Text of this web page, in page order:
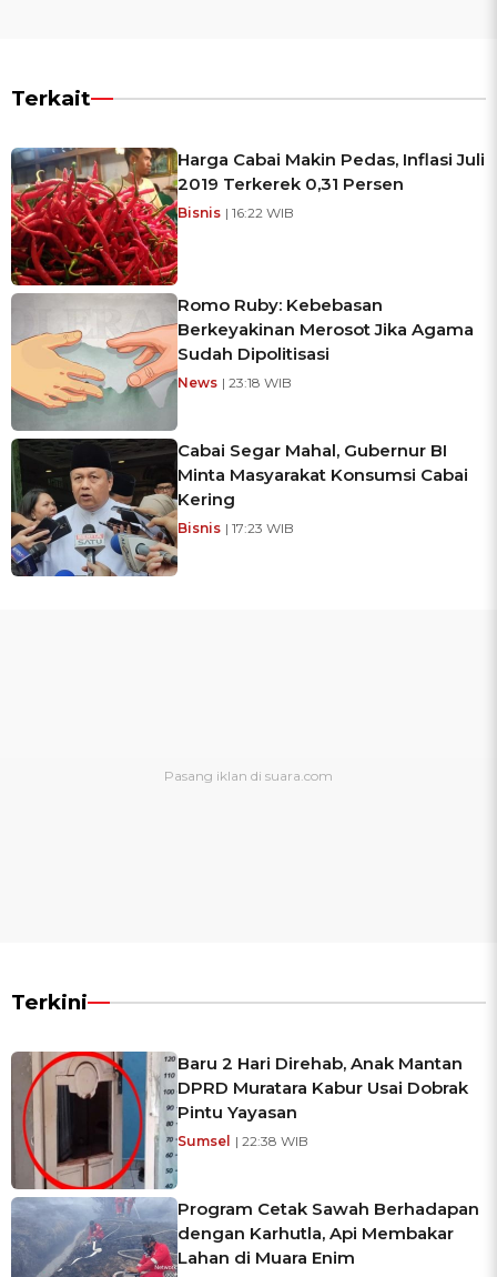
Terkait
Harga Cabai Makin Pedas, Inflasi Juli
2019 Terkerek 0,31 Persen
Bisnis | 16:22 WIB
Romo Ruby: Kebebasan
Berkeyakinan Merosot Jika Agama
Sudah Dipolitisasi
News | 23:18 WIB
Cabai Segar Mahal, Gubernur BI
Minta Masyarakat Konsumsi Cabai
Kering
Bisnis | 17:23 WIB
Terkini
Baru 2 Hari Direhab, Anak Mantan
DPRD Muratara Kabur Usai Dobrak
Pintu Yayasan
Sumsel | 22:38 WIB
Program Cetak Sawah Berhadapan
dengan Karhutla, Api Membakar
Lahan di Muara Enim